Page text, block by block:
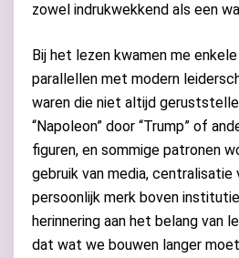
zowel indrukwekkend als een
Bij het lezen kwamen me
parallellen met modern
waren die niet altijd
“Napoleon” door “Trump” of
figuren, en sommige patronen
gebruik van media, centralisatie
persoonlijk merk boven
herinnering aan het belang van
dat wat we bouwen langer